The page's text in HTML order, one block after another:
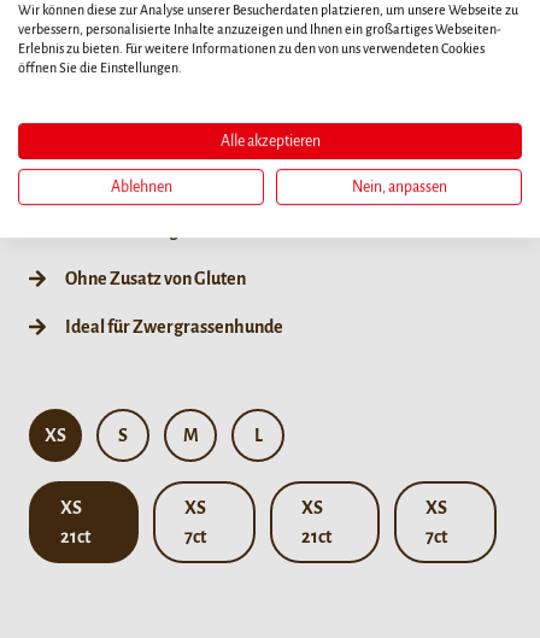
umwickelt mit köstlicher Hähnchenbrust zur
Beschäftigung Ihres Hundes
Zahnbelag zu schützen
Ohne Zusatz von Zucker, Geschmacksverstärkern,
genetisch veränderten Organismen (GVO) und künstlichen
Ohne Zusatz von Gluten
Ideal für Zwergrassenhunde
XS S M L
XS
21ct
XS
7ct
XS
21ct
XS
7ct
Wir können diese zur Analyse unserer Besucherdaten platzieren, um unsere Webseite zu
verbessern, personalisierte Inhalte anzuzeigen und Ihnen ein großartiges Webseiten-
Erlebnis zu bieten. Für weitere Informationen zu den von uns verwendeten Cookies
öffnen Sie die Einstellungen.
Alle akzeptieren
Ablehnen Nein, anpassen